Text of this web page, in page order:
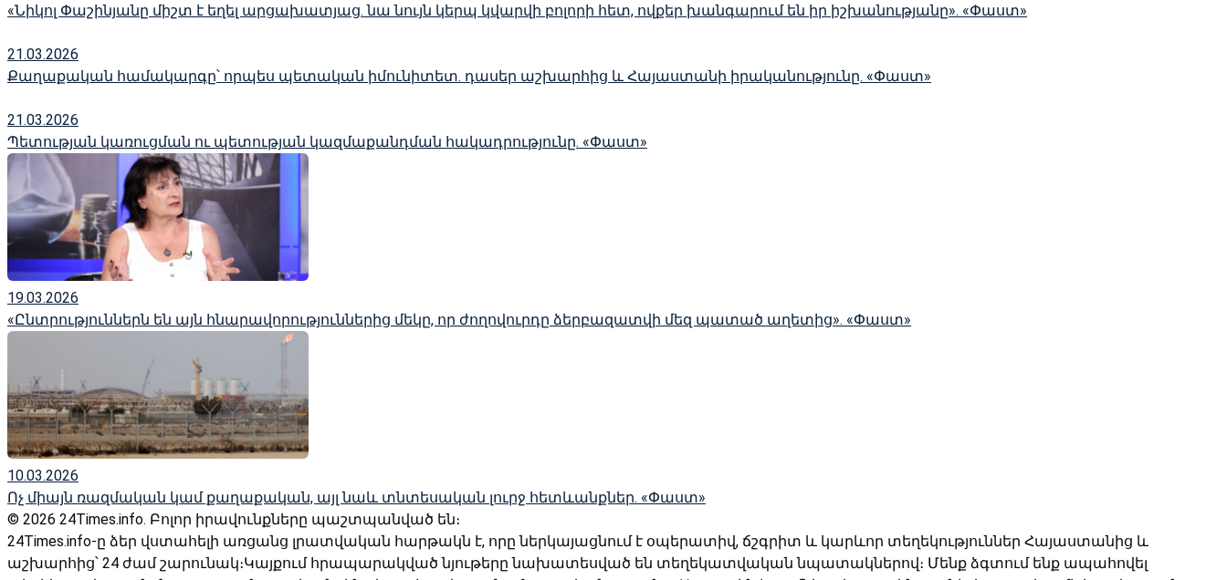
«Նիկոլ Փաշինյանը միշտ է եղել արցախատյաց. նա նույն կերպ կվարվի բոլորի հետ, ովքեր խանգարում են իր իշխանությանը». «Փաստ»
21.03.2026
Քաղաքական համակարգը՝ որպես պետական իմունիտետ. դասեր աշխարհից և Հայաստանի իրականությունը. «Փաստ»
21.03.2026
Պետության կառուցման ու պետության կազմաքանդման հակադրությունը. «Փաստ»
19.03.2026
«Ընտրություններն են այն հնարավորություններից մեկը, որ ժողովուրդը ձերբազատվի մեզ պատած աղետից». «Փաստ»
10.03.2026
Ոչ միայն ռազմական կամ քաղաքական, այլ նաև տնտեսական լուրջ հետևանքներ. «Փաստ»
© 2026 24Times.info․ Բոլոր իրավունքները պաշտպանված են։
24Times.info-ը ձեր վստահելի առցանց լրատվական հարթակն է, որը ներկայացնում է օպերատիվ, ճշգրիտ և կարևոր տեղեկություններ Հայաստանից և
աշխարհից՝ 24 ժամ շարունակ։Կայքում հրապարակված նյութերը նախատեսված են տեղեկատվական նպատակներով։ Մենք ձգտում ենք ապահովել